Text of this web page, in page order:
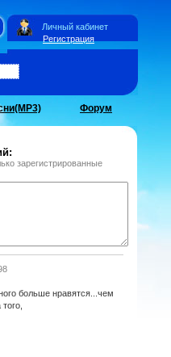
Регистрация
Личный кабинет
Форум
зарегистрированные
больше нравятся...чем